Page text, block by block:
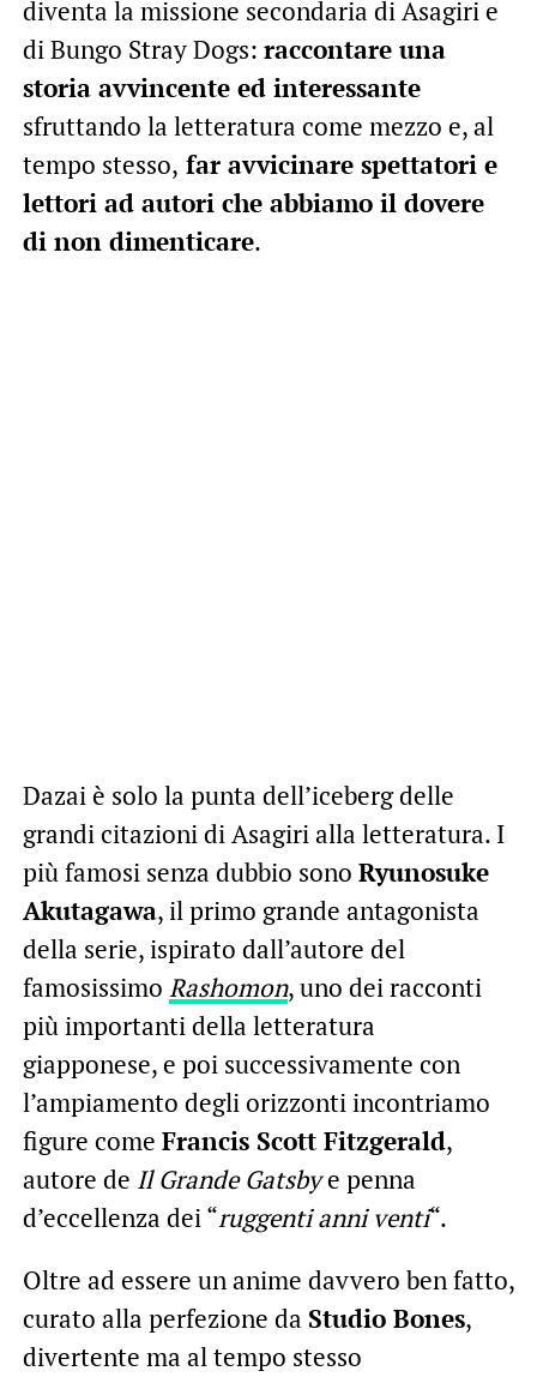
diventa la missione secondaria di Asagiri e
di Bungo Stray Dogs: raccontare una
storia avvincente ed interessante
sfruttando la letteratura come mezzo e, al
tempo stesso, far avvicinare spettatori e
lettori ad autori che abbiamo il dovere
di non dimenticare.
Dazai è solo la punta dell’iceberg delle
grandi citazioni di Asagiri alla letteratura. I
più famosi senza dubbio sono Ryunosuke
Akutagawa, il primo grande antagonista
della serie, ispirato dall’autore del
famosissimo Rashomon, uno dei racconti
più importanti della letteratura
giapponese, e poi successivamente con
l’ampiamento degli orizzonti incontriamo
figure come Francis Scott Fitzgerald,
autore de Il Grande Gatsbye penna
d’eccellenza dei “ruggenti anni venti“.
Oltre ad essere un anime davvero ben fatto,
curato alla perfezione da Studio Bones,
divertente ma al tempo stesso